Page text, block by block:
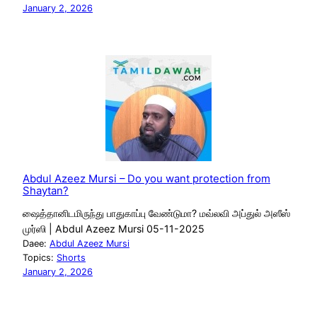
January 2, 2026
Abdul Azeez Mursi – Do you want protection from
Shaytan?
ஷைத்தானிடமிருந்து பாதுகாப்பு வேண்டுமா? மவ்லவி அப்துல் அஸீஸ்
முர்ஸி | Abdul Azeez Mursi 05-11-2025
Daee: Abdul Azeez Mursi
Topics: Shorts
January 2, 2026